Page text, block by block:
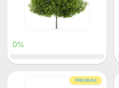
0%
PREMIUM